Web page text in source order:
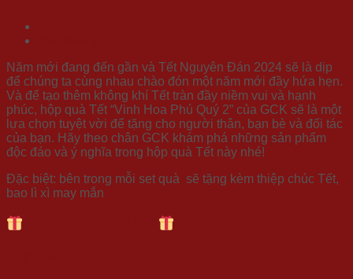
Năm mới đang đến gần và Tết Nguyên Đán 2024 sẽ là dịp
để chúng ta cùng nhau chào đón một năm mới đầy hứa hẹn.
Và để tạo thêm không khí Tết tràn đầy niềm vui và hạnh
phúc, hộp quà Tết “Vinh Hoa Phú Quý 2” của GCK sẽ là một
lựa chọn tuyệt vời để tặng cho người thân, bạn bè và đối tác
của bạn. Hãy theo chân GCK khám phá những sản phẩm
độc đáo và ý nghĩa trong hộp quà Tết này nhé!
Đặc biệt: bên trong mỗi set quà sẽ tặng kèm thiệp chúc Tết,
bao lì xì may mắn